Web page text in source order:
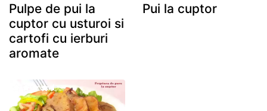
Pulpe de pui la
cuptor cu usturoi si
cartofi cu ierburi
aromate
Pui la cuptor